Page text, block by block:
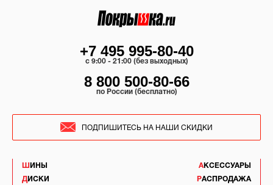
ШИНЫ
ДИСКИ
АКСЕССУАРЫ
РАСПРОДАЖА
+7 495 995-80-40
c 9:00 - 21:00 (без выходных)
8 800 500-80-66
по России (бесплатно)
ПОДПИШИТЕСЬ НА НАШИ СКИДКИ